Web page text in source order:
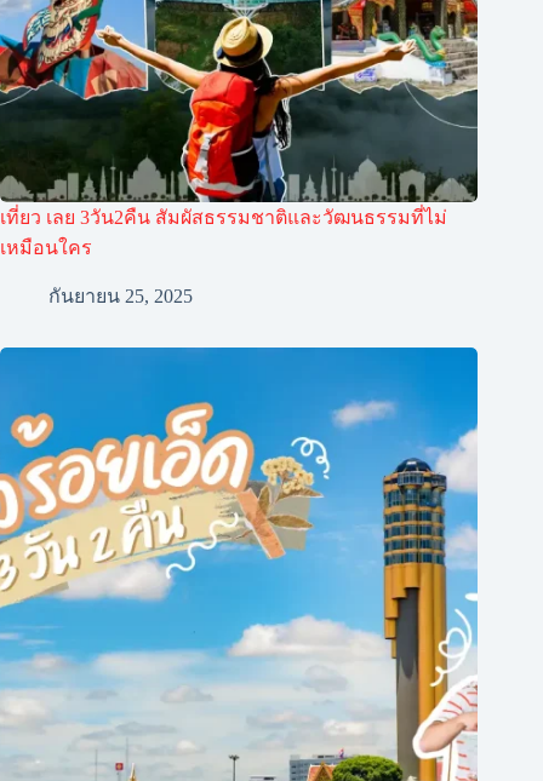
เที่ยว เลย 3วัน2คืน สัมผัสธรรมชาติและวัฒนธรรมที่ไม่
เหมือนใคร
กันยายน 25, 2025